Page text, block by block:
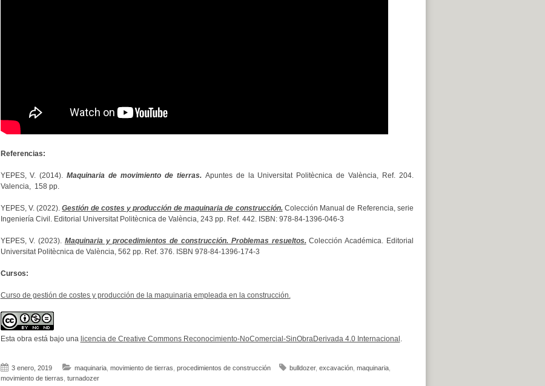
Referencias:
YEPES, V. (2014).Maquinaria de movimiento de tierras.Apuntes de la Universitat Politècnica de València, Ref. 204.
Valencia, 158 pp.
YEPES, V. (2022).Gestión de costes y producción de maquinaria de construcción.Colección Manual de Referencia, serie
Ingeniería Civil. Editorial Universitat Politècnica de València, 243 pp. Ref. 442. ISBN: 978-84-1396-046-3
YEPES, V. (2023). Maquinaria y procedimientos de construcción. Problemas resueltos.Colección Académica. Editorial
Universitat Politècnica de València, 562 pp. Ref. 376. ISBN 978-84-1396-174-3
Cursos:
Curso de gestión de costes y producción de la maquinaria empleada en la construcción.
Esta obra está bajo una licencia de Creative Commons Reconocimiento-NoComercial-SinObraDerivada 4.0 Internacional .
3 enero, 2019 maquinaria, movimiento de tierras procedimientos de construcción bulldozer, excavación, maquinaria,
movimiento de tierras turnadozer